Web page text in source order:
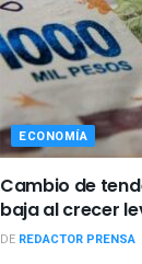
ECONOMÍA
Cambio de
baja al crecer
DE REDACTOR PRENSA